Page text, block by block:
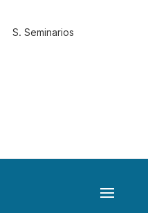
S. Seminarios